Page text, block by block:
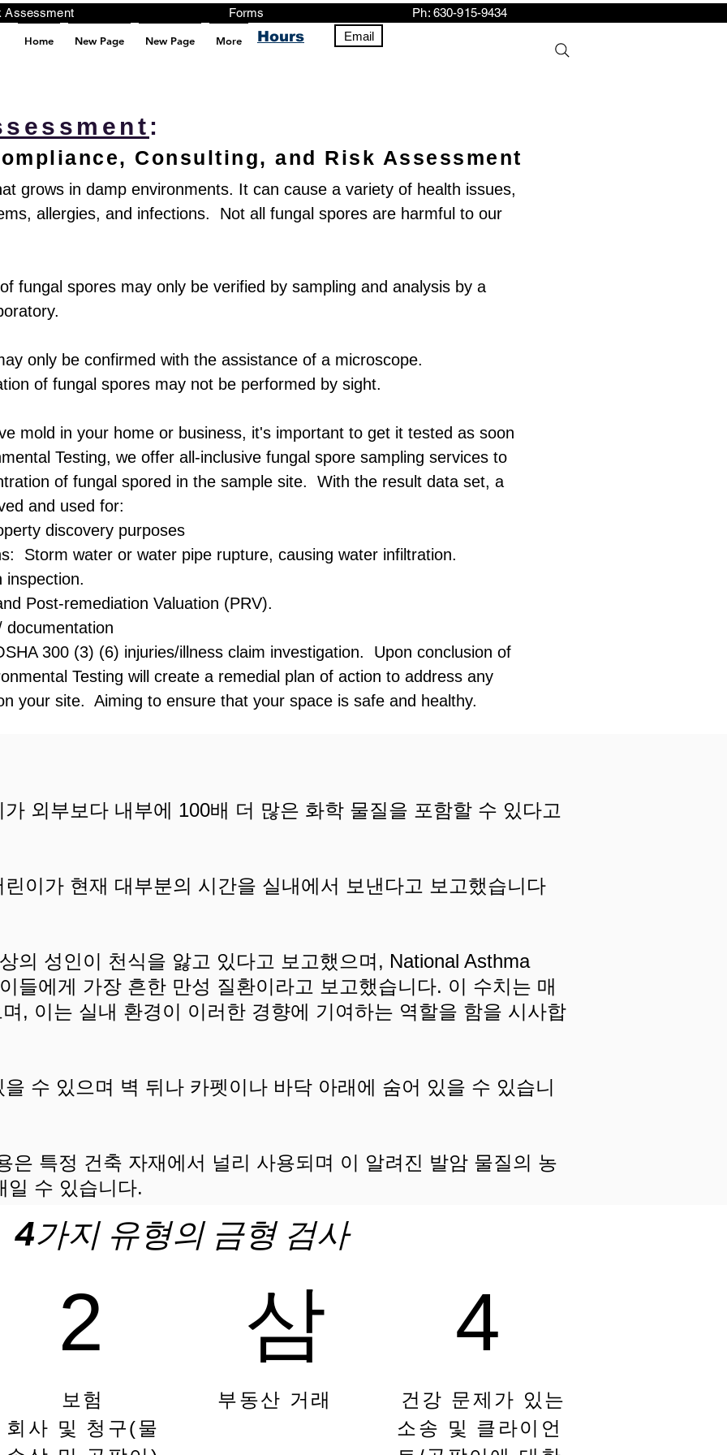
Home New Page New Page More Hours Email
Testing, Risk Assessment Forms Ph: 630-915-9434
src="https://analytics.ahrefs.com/analytics.js" data-key="+it3HaeRIhIN8nLEZR2L5g" async></script>
:
Consulting, and Risk Assessment
grows in damp environments. It can cause a variety of health issues,
allergies, and infections. Not all fungal spores are harmful to our
fungal spores may only be verified by sampling and analysis by a
only be confirmed with the assistance of a microscope.
of fungal spores may not be performed by sight.
mold in your home or business, it's important to get it tested as soon
Testing, we offer all-inclusive fungal spore sampling services to
of fungal spored in the sample site. With the result data set, a
and used for:
discovery purposes
Storm water or water pipe rupture, causing water infiltration.
Post-remediation Valuation (PRV).
300 (3) (6) injuries/illness claim investigation. Upon conclusion of
Testing will create a remedial plan of action to address any
your site. Aiming to ensure that your space is safe and healthy.
외부보다 내부에 100배 더 많은 화학 물질을 포함할 수 있다고
이가 현재 대부분의 시간을 실내에서 보낸다고 보고했습니다
의 성인이 천식을 앓고 있다고 보고했으며, National Asthma
들에게 가장 흔한 만성 질환이라고 보고했습니다. 이 수치는 매
, 이는 실내 환경이 이러한 경향에 기여하는 역할을 함을 시사합
수 있으며 벽 뒤나 카펫이나 바닥 아래에 숨어 있을 수 있습니
은 특정 건축 자재에서 널리 사용되며 이 알려진 발암 물질의 농
일 수 있습니다.
4가지 유형의 금형 검사
2
보험
회사 및 청구(물
삼
부동산 거래
4
건강 문제가 있는
소송 및 클라이언